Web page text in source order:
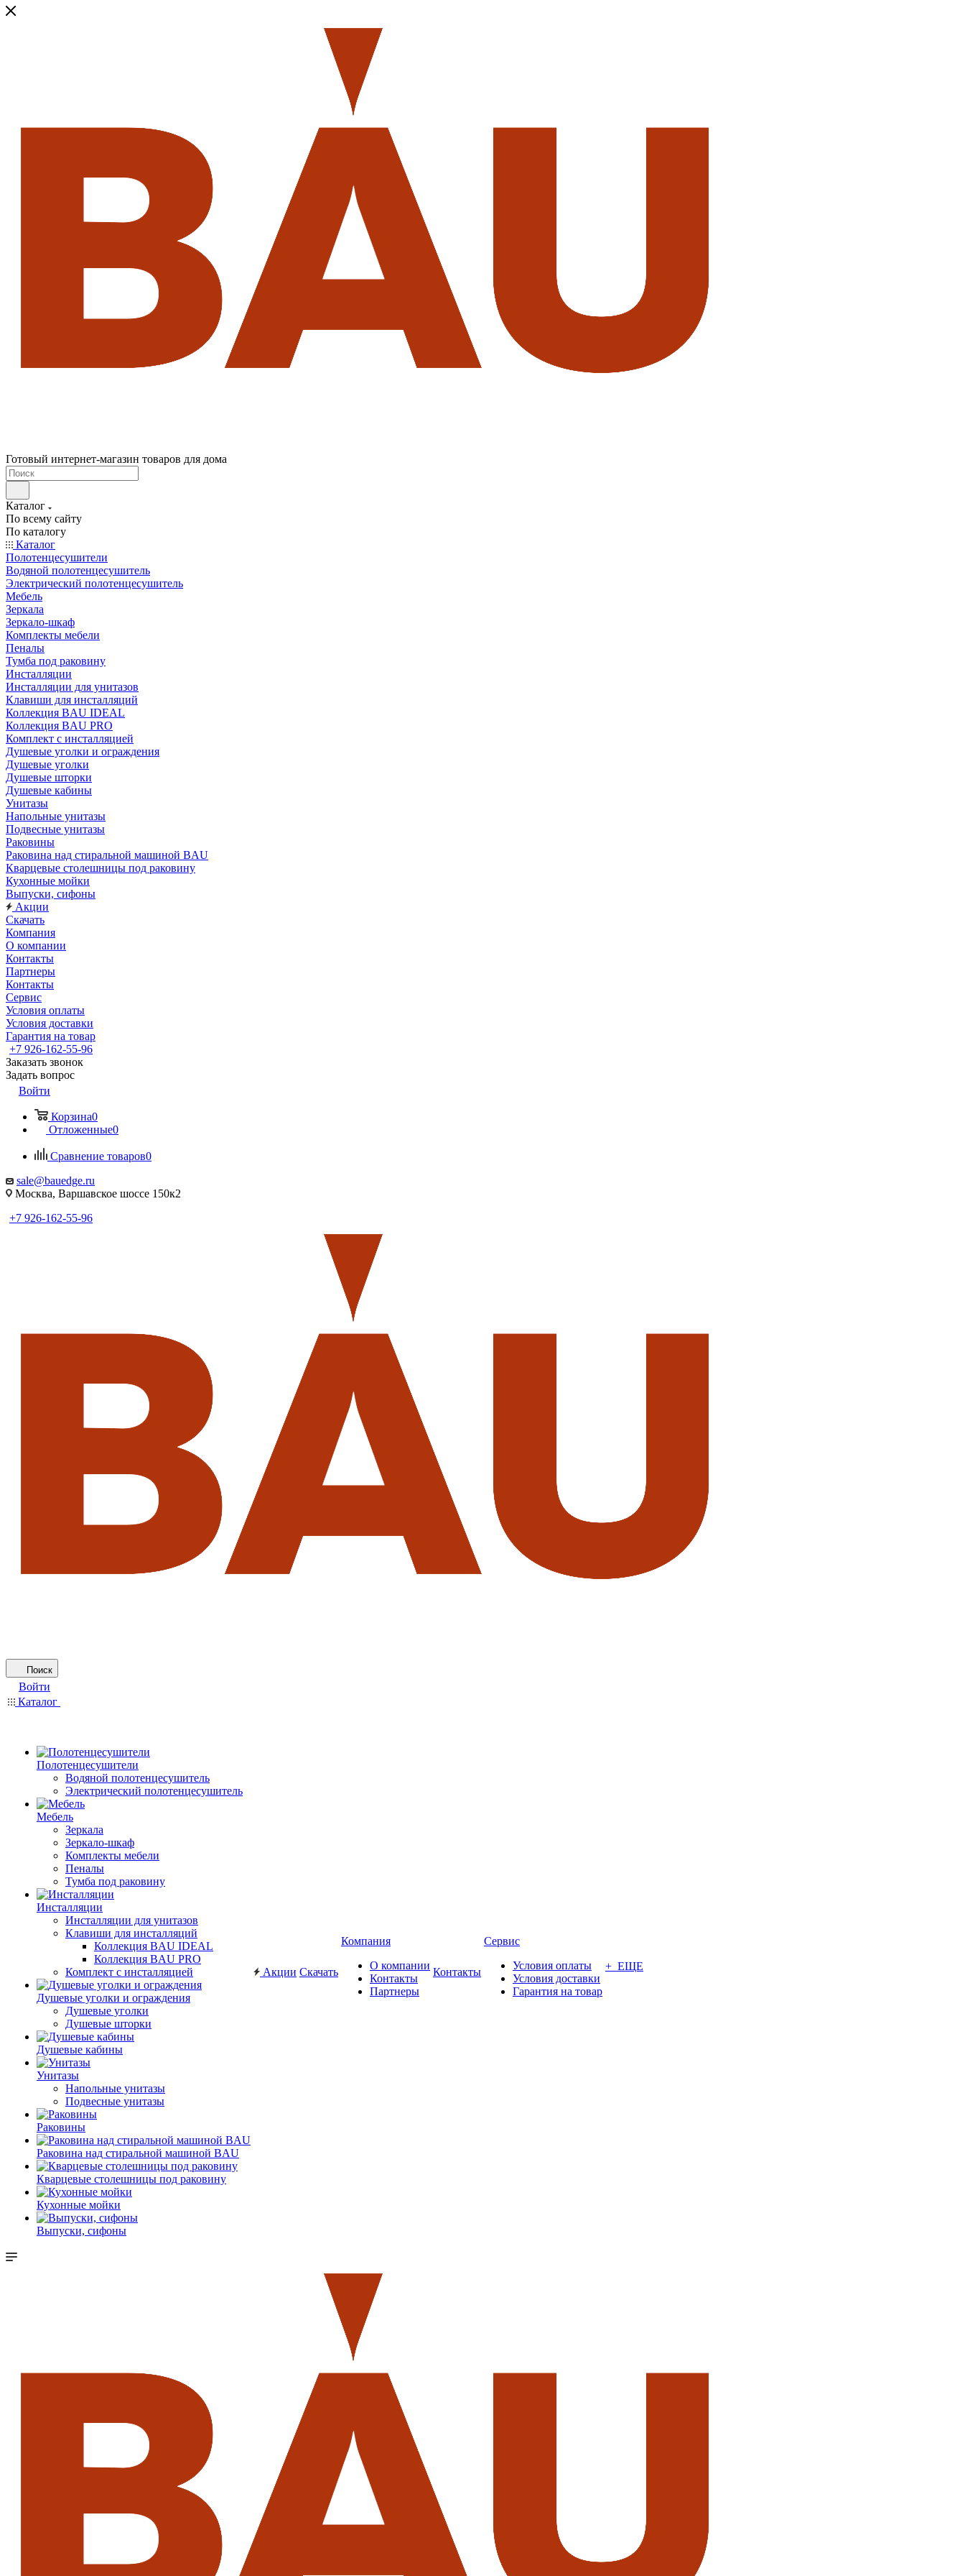
Готовый интернет-магазин товаров для дома
Каталог
По всему сайту
По каталогу
Каталог
Полотенцесушители
Водяной полотенцесушитель
Электрический полотенцесушитель
Мебель
Зеркала
Зеркало-шкаф
Комплекты мебели
Пеналы
Тумба под раковину
Инсталляции
Инсталляции для унитазов
Клавиши для инсталляций
Коллекция BAU IDEAL
Коллекция BAU PRO
Комплект с инсталляцией
Душевые уголки и ограждения
Душевые уголки
Душевые шторки
Душевые кабины
Унитазы
Напольные унитазы
Подвесные унитазы
Раковины
Раковина над стиральной машиной BAU
Кварцевые столешницы под раковину
Кухонные мойки
Выпуски, сифоны
Акции
Скачать
Компания
О компании
Контакты
Партнеры
Контакты
Сервис
Условия оплаты
Условия доставки
Гарантия на товар
+7 926-162-55-96
Заказать звонок
Задать вопрос
Войти
Корзина0
Отложенные0
Сравнение товаров0
sale@bauedge.ru
Москва, Варшавское шоссе 150к2
+7 926-162-55-96
Поиск
Войти
Каталог
Полотенцесушители
Водяной полотенцесушитель
Электрический полотенцесушитель
Мебель
Зеркала
Зеркало-шкаф
Комплекты мебели
Пеналы
Тумба под раковину
Инсталляции
Инсталляции для унитазов
Клавиши для инсталляций
Коллекция BAU IDEAL
Коллекция BAU PRO
Комплект с инсталляцией
Душевые уголки и ограждения
Душевые уголки
Душевые шторки
Душевые кабины
Унитазы
Напольные унитазы
Подвесные унитазы
Раковины
Раковина над стиральной машиной BAU
Кварцевые столешницы под раковину
Кухонные мойки
Выпуски, сифоны
Акции Скачать
Компания
О компании
Контакты
Партнеры
Контакты
Сервис
Условия оплаты
Условия доставки
Гарантия на товар
+ ЕЩЕ